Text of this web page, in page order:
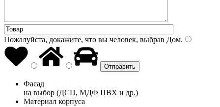
Пожалуйста, докажите, что вы человек, выбрав Дом.
Фасад
на выбор (ДСП, МДФ ПВХ и др.)
Материал корпуса